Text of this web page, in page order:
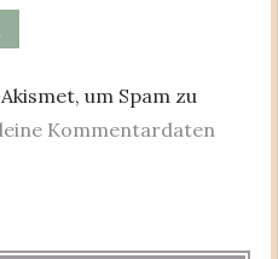
um Spam zu
Kommentardaten